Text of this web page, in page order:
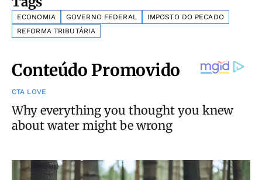
ECONOMIA GOVERNO FEDERAL
IMPOSTO DO PECADO
REFORMA TRIBUTÁRIA